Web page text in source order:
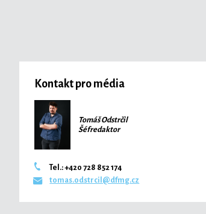
Kontakt pro média
Tomáš Odstrčil
Šéfredaktor
Tel.: +420 728 852 174
tomas.odstrcil@dfmg.cz